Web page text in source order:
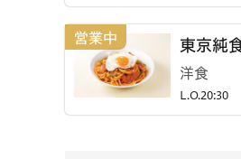
東京純
洋食
L.O.20:30